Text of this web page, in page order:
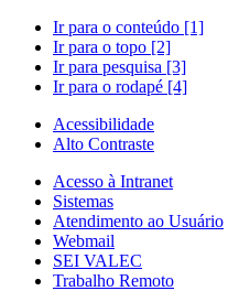
Ir para o conteúdo [1]
Ir para o topo [2]
Ir para pesquisa [3]
Ir para o rodapé [4]
Acessibilidade
Alto Contraste
Acesso à Intranet
Sistemas
Atendimento ao Usuário
Webmail
SEI VALEC
Trabalho Remoto